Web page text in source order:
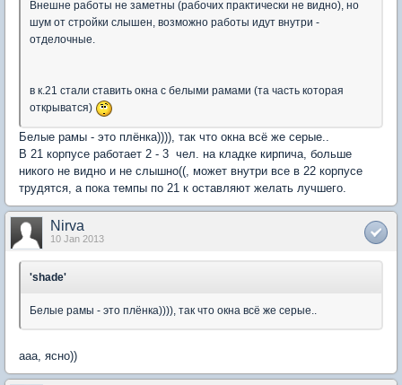
Внешне работы не заметны (рабочих практически не видно), но
шум от стройки слышен, возможно работы идут внутри -
отделочные.
в к.21 стали ставить окна с белыми рамами (та часть которая
открыватся)
Белые рамы - это плёнка)))), так что окна всё же серые..
В 21 корпусе работает 2 - 3 чел. на кладке кирпича, больше
никого не видно и не слышно((, может внутри все в 22 корпусе
трудятся, а пока темпы по 21 к оставляют желать лучшего.
Nirva
10 Jan 2013
'shade'
Белые рамы - это плёнка)))), так что окна всё же серые..
ааа, ясно))